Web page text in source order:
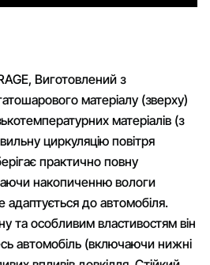
Виготовлений з
матеріалу (зверху)
матеріалів (з
циркуляцію повітря
практично повну
накопиченню вологи
адаптується до автомобіля.
та особливим властивостям він
автомобіль (включаючи нижні